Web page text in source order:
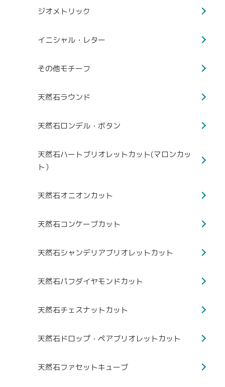
ジオメトリック
イニシャル・レター
その他モチーフ
天然石ラウンド
天然石ロンデル・ボタン
天然石ハートブリオレットカット(マロンカッ
ト）
天然石オニオンカット
天然石コンケーブカット
天然石シャンデリアブリオレットカット
天然石パフダイヤモンドカット
天然石チェスナットカット
天然石ドロップ・ペアブリオレットカット
天然石ファセットキューブ